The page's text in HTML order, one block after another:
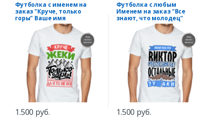
Футболка с именем на
заказ "Круче, только
горы" Ваше имя
1.500 руб.
Футболка с любым
Именем на заказ "Все
знают, что молодец"
1.500 руб.